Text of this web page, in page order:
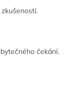
čekání.